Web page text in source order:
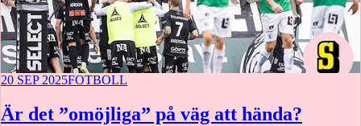
20 SEP 2025FOTBOLL
Är det ”omöjliga” på väg att hända?